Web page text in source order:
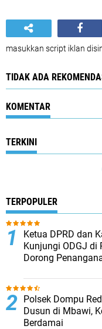
masukkan script iklan
TIDAK ADA
KOMENTAR
TERKINI
TERPOPULER
Ketua DPRD dan
Kunjungi ODGJ di
Dorong
Polsek Dompu
Dusun di Mbawi,
Berdamai